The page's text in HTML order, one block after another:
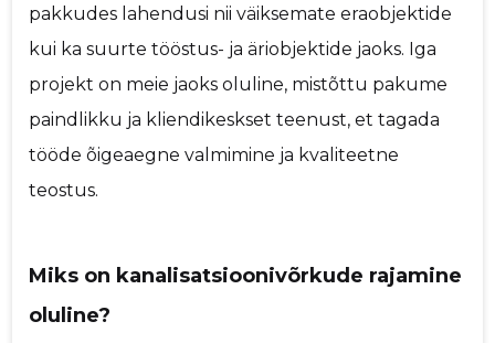
pakkudes lahendusi nii väiksemate eraobjektide
kui ka suurte tööstus- ja äriobjektide jaoks. Iga
projekt on meie jaoks oluline, mistõttu pakume
paindlikku ja kliendikeskset teenust, et tagada
tööde õigeaegne valmimine ja kvaliteetne
teostus.
Miks on kanalisatsioonivõrkude rajamine
oluline?